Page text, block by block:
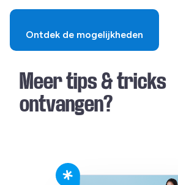
Ontdek de mogelijkheden
Meer tips & tricks
ontvangen?